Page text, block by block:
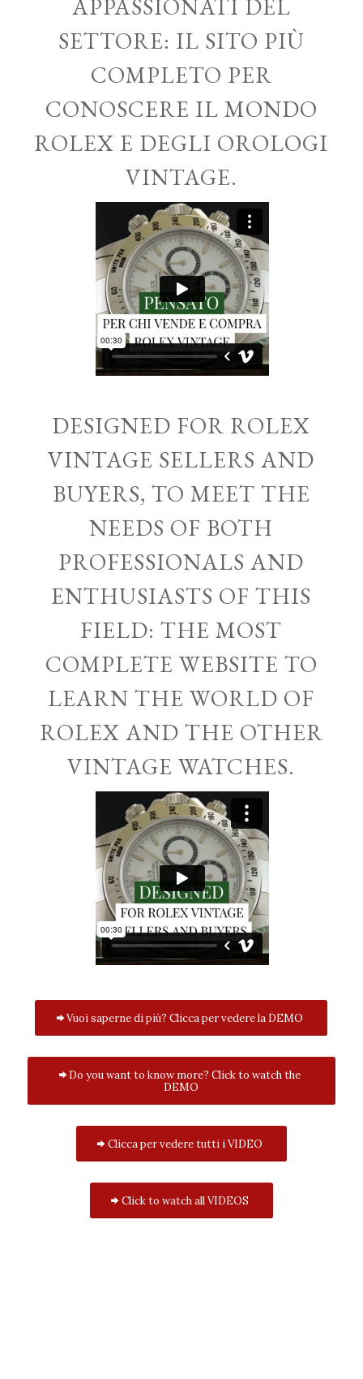
APPASSIONATI DEL
SETTORE: IL SITO PIÙ
COMPLETO PER
CONOSCERE IL MONDO
ROLEX E DEGLI OROLOGI
VINTAGE.
DESIGNED FOR ROLEX
VINTAGE SELLERS AND
BUYERS, TO MEET THE
NEEDS OF BOTH
PROFESSIONALS AND
ENTHUSIASTS OF THIS
FIELD: THE MOST
COMPLETE WEBSITE TO
LEARN THE WORLD OF
ROLEX AND THE OTHER
VINTAGE WATCHES.
Vuoi saperne di più? Clicca per vedere la DEMO
Do you want to know more? Click to watch the
DEMO
Clicca per vedere tutti i VIDEO
Click to watch all VIDEOS